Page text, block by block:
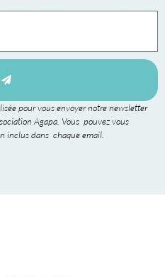
pour vous envoyer notre newsletter
Agapa. Vous pouvez vous
inclus dans chaque email.